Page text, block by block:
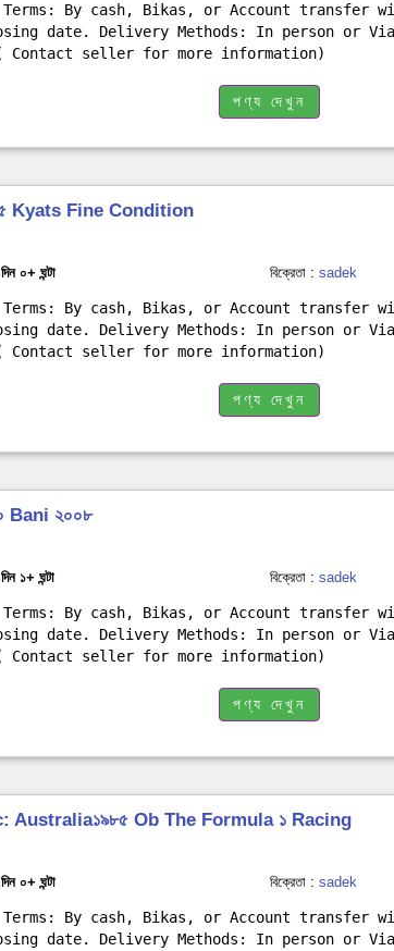
Terms: By cash, Bikas, or Account transfer
date. Delivery Methods: In person or
Contact seller for more information)
পণ্য দেখুন
Kyats Fine Condition
০+ ঘন্টা বিক্রেতা : sadek
Terms: By cash, Bikas, or Account transfer
date. Delivery Methods: In person or
Contact seller for more information)
পণ্য দেখুন
Bani ২০০৮
১+ ঘন্টা বিক্রেতা : sadek
Terms: By cash, Bikas, or Account transfer
date. Delivery Methods: In person or
Contact seller for more information)
পণ্য দেখুন
Australia১৯৮৫ Ob The Formula ১ Racing
০+ ঘন্টা বিক্রেতা : sadek
Terms: By cash, Bikas, or Account transfer
date. Delivery Methods: In person or